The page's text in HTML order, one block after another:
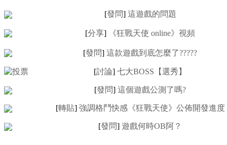
[發問] 這遊戲的問題
[分享] 《狂戰天使 online》視頻
[發問] 這款遊戲到底怎麼了?????
[討論] 七大BOSS【選秀】
[發問] 這個遊戲公測了嗎?
[轉貼] 強調格鬥快感《狂戰天使》公佈開發進度
[發問] 遊戲何時OB阿？